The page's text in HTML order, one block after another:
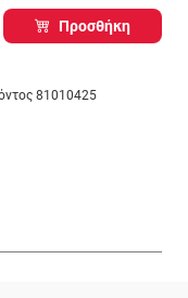
Προσθήκη
81010425